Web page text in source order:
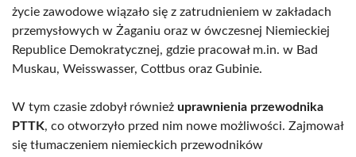
życie zawodowe wiązało się z zatrudnieniem w zakładach
przemysłowych w Żaganiu oraz w ówczesnej Niemieckiej
Republice Demokratycznej, gdzie pracował m.in. w Bad
Muskau, Weisswasser, Cottbus oraz Gubinie.
W tym czasie zdobył również uprawnienia przewodnika
PTTK, co otworzyło przed nim nowe możliwości. Zajmował
się tłumaczeniem niemieckich przewodników